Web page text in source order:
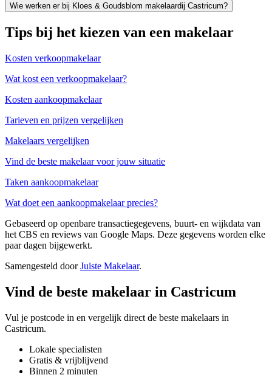
Wie werken er bij Kloes & Goudsblom makelaardij Castricum?
Tips bij het kiezen van een makelaar
Kosten verkoopmakelaar
Wat kost een verkoopmakelaar?
Kosten aankoopmakelaar
Tarieven en prijzen vergelijken
Makelaars vergelijken
Vind de beste makelaar voor jouw situatie
Taken aankoopmakelaar
Wat doet een aankoopmakelaar precies?
Gebaseerd op openbare transactiegegevens, buurt- en wijkdata van
het CBS en reviews van Google Maps. Deze gegevens worden elke
paar dagen bijgewerkt.
Samengesteld doorJuiste Makelaar.
Vind de beste makelaar in Castricum
Vul je postcode in en vergelijk direct de beste makelaars in
Castricum.
Lokale specialisten
Gratis & vrijblijvend
Binnen 2 minuten